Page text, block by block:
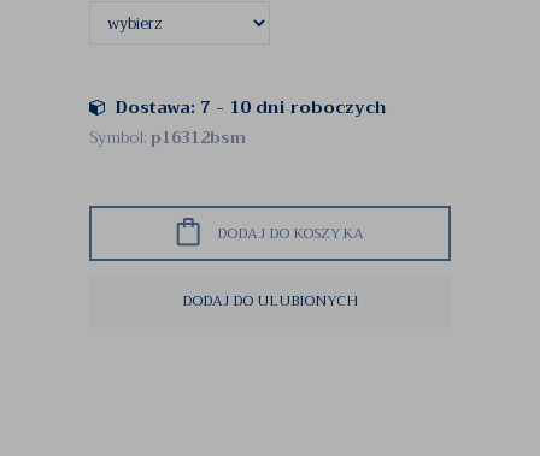
Dostawa: 7 - 10 dni roboczych
Symbol:p16312bsm
DODAJ DO KOSZYKA
DODAJ DO ULUBIONYCH